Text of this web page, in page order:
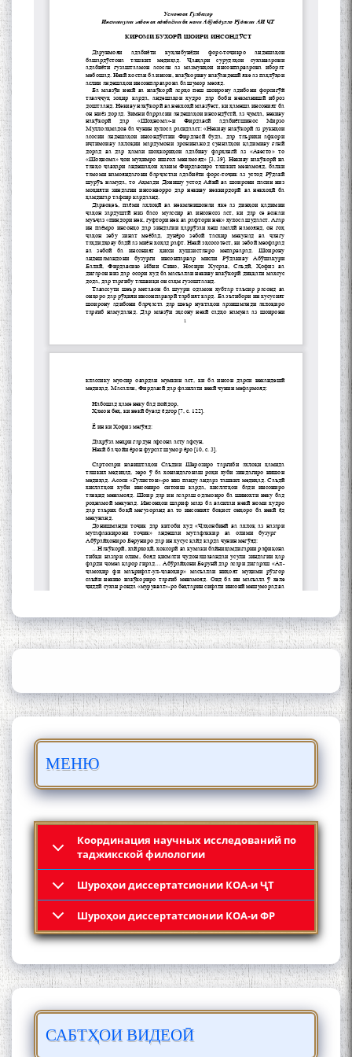
МЕНЮ
Координация научных исследований по
таджикской филологии
Шyроҳои диссертатсионии КОА-и ҶТ
Шyроҳои диссертатсионии КОА-и ФР
САБТҲОИ ВИДЕОӢ
Сухбати навқаламон бо
Муъмин Қаноат\Meeting of
young talents with Mumyin
Kanoat
The Persian Gulf Beautiful
poetry from Устод Мумин
Қаноат (Ustod Mumin Qanoat)
Mehrafarin about the conflict
Gulf
Сайри Дарвоз бо Мӯъмин
Қаноат: Чанор ҳам "гап"
мезанад
ШАРҲИ МУЛОҚОТ БО АҲЛИ
АЗ ҶОНИБИ ОЛИМОНИ
АКАДЕМИЯИ МИЛЛИИ
БО 4 000 000 СОМОНӢ
ПАЙКАРА ВА ОСОРХОНАИ
ШУД!
Кадамчо Худои Шарифзода